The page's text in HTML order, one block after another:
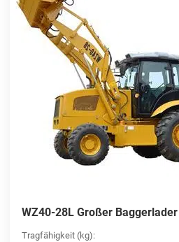
WZ40-28L Großer Baggerlader
Tragfähigkeit (kg):